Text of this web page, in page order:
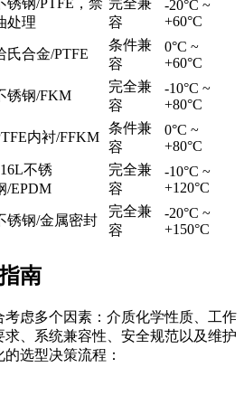
锈钢/PTFE，禁
处理
完全兼
容
-20°C ~
+60°C
氏合金/PTFE
条件兼
容
0°C ~
+60°C
锈钢/FKM
完全兼
容
-10°C ~
+80°C
内衬/FFKM
条件兼
容
0°C ~
+80°C
不锈
/EPDM
完全兼
容
-10°C ~
+120°C
锈钢/金属密封
完全兼
容
-20°C ~
+150°C
南
虑多个因素：介质化学性质、工作
、系统兼容性、安全规范以及维护
选型决策流程：